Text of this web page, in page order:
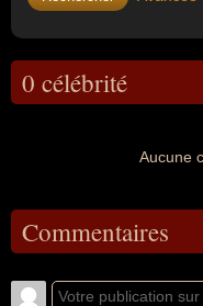
0 célébrité
Aucune
Commentaires